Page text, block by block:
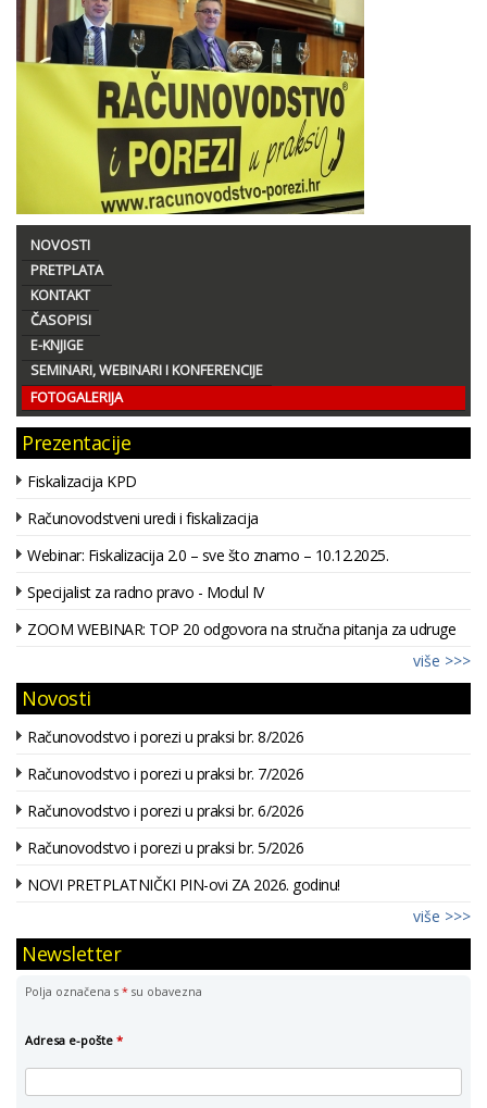
NOVOSTI
PRETPLATA
KONTAKT
ČASOPISI
E-KNJIGE
SEMINARI, WEBINARI I KONFERENCIJE
FOTOGALERIJA
Prezentacije
Fiskalizacija KPD
Računovodstveni uredi i fiskalizacija
Webinar: Fiskalizacija 2.0 – sve što znamo – 10.12.2025.
Specijalist za radno pravo - Modul IV
ZOOM WEBINAR: TOP 20 odgovora na stručna pitanja za udruge
više >>>
Novosti
Računovodstvo i porezi u praksi br. 8/2026
Računovodstvo i porezi u praksi br. 7/2026
Računovodstvo i porezi u praksi br. 6/2026
Računovodstvo i porezi u praksi br. 5/2026
NOVI PRETPLATNIČKI PIN-ovi ZA 2026. godinu!
više >>>
Newsletter
Polja označena s * su obavezna
Adresa e-pošte *